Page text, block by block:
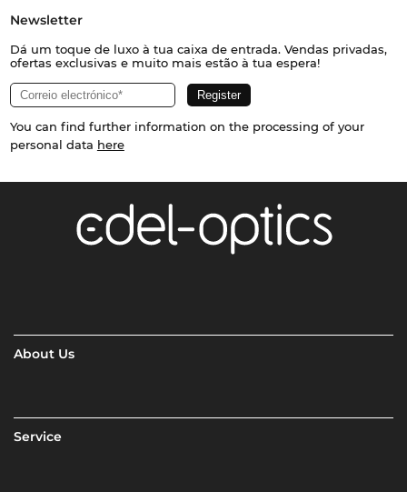
Newsletter
Dá um toque de luxo à tua caixa de entrada. Vendas privadas,
ofertas exclusivas e muito mais estão à tua espera!
You can find further information on the processing of your
personal data here
About Us
Service